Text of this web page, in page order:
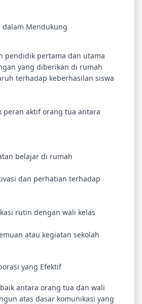
dalam Mendukung
pendidik pertama dan utama
yang diberikan di rumah
terhadap keberhasilan siswa
peran aktif orang tua antara
belajar di rumah
dan perhatian terhadap
rutin dengan wali kelas
atau kegiatan sekolah
yang Efektif
antara orang tua dan wali
atas dasar komunikasi yang